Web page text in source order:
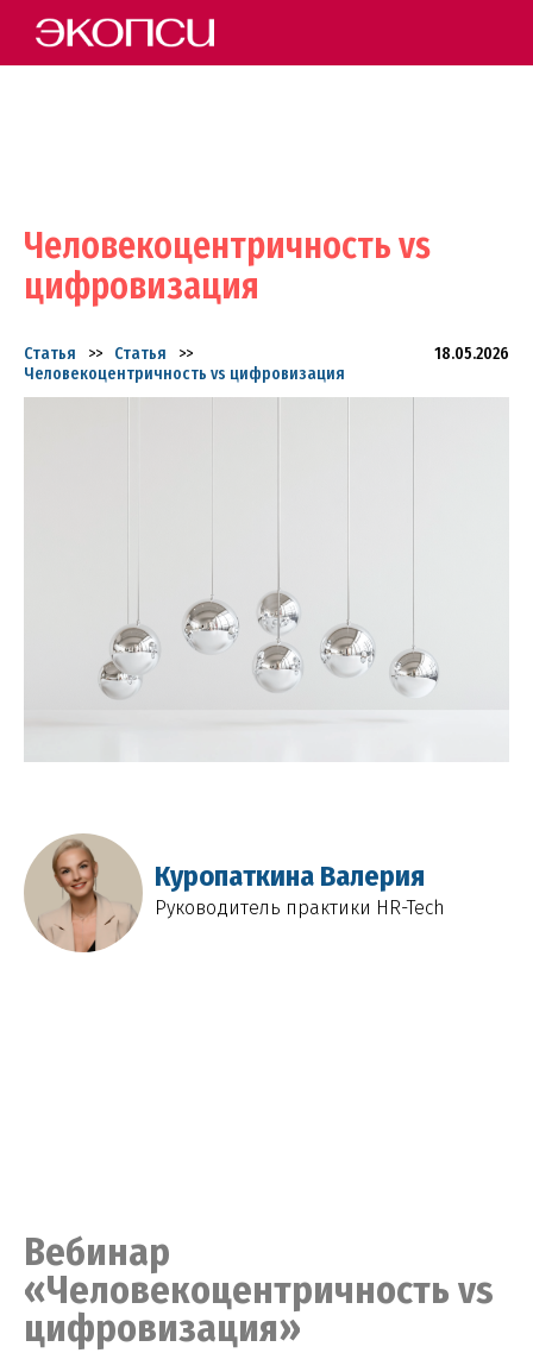
Человекоцентричность vs
цифровизация
18.05.2026
Статья >> Статья
>>
Человекоцентричность vs цифровизация
Куропаткина Валерия
Руководитель практики HR-Tech
Вебинар
«Человекоцентричность vs
цифровизация»